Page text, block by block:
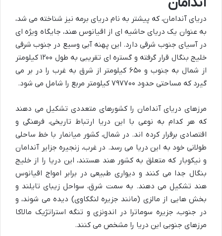
دریای آندامان، که پیشتر به نام دریای برمه نیز شناخته می شد،
به عنوان یک دریای حاشیه ای از اقیانوس هند، جایگاه ویژه ای
در آسیای جنوب شرقی دارد. این پهنه آبی وسیع در جنوب شرقی
خلیج بنگال قرار گرفته و گستره ای تقریبی به طول ۱۲۰۰ کیلومتر
از شمال به جنوب و ۶۵۰ کیلومتر از شرق به غرب را در بر می
گیرد که مساحتی حدود ۷۹۷۷۰۰ کیلومتر مربع را شامل می شود.
مرزهای دریای آندامان را کشورهای متعددی تشکیل می دهند
که هر کدام به نوعی با این دریا ارتباط تاریخی، فرهنگی و
اقتصادی برقرار کرده اند. در شمال، کشور میانمار با خط ساحلی
طولانی خود به این دریا می رسد. در غرب، زنجیره جزایر آندامان
و نیکوبار که متعلق به کشور هند هستند، این دریا را از خلیج
بنگال جدا می کنند و دیواری طبیعی در برابر امواج اقیانوس
هند تشکیل می دهند. به سمت شرق، سواحل زیبای تایلند و
بخش هایی از مالزی (مانند جزیره لنگکاوی) دیده می شوند، و
در جنوب، جزیره سوماترا در اندونزی و تنگه استراتژیک مالاکا
مرزهای جنوبی این دریا را مشخص می کنند.